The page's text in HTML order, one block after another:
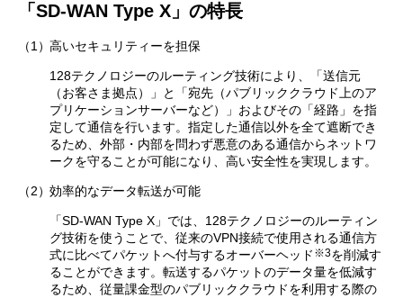
「SD-WAN Type X」の特長
（1）高いセキュリティーを担保
128テクノロジーのルーティング技術により、「送信元
（お客さま拠点）」と「宛先（パブリッククラウド上のア
プリケーションサーバーなど）」およびその「経路」を指
定して通信を行います。指定した通信以外を全て遮断でき
るため、外部・内部を問わず悪意のある通信からネットワ
ークを守ることが可能になり、高い安全性を実現します。
（2）効率的なデータ転送が可能
「SD-WAN Type X」では、128テクノロジーのルーティン
グ技術を使うことで、従来のVPN接続で使用される通信方
式に比べてパケットへ付与するオーバーヘッド ※3を削減す
ることができます。転送するパケットのデータ量を低減す
るため、従量課金型のパブリッククラウドを利用する際の